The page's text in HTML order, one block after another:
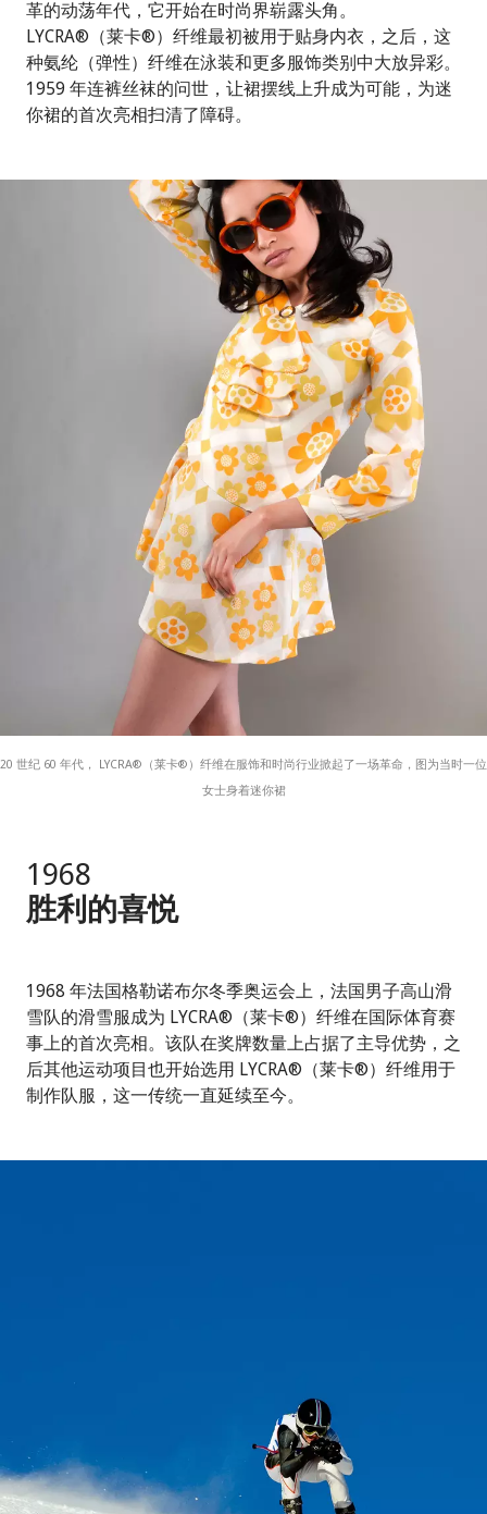
20 世纪 60 年代， LYCRA®（莱卡®）纤维在服饰和时尚行业掀起了一场革命，图为当时一位
女士身着迷你裙
革的动荡年代，它开始在时尚界崭露头角。
LYCRA®（莱卡®）纤维最初被用于贴身内衣，之后，这
种氨纶（弹性）纤维在泳装和更多服饰类别中大放异彩。
1959 年连裤丝袜的问世，让裙摆线上升成为可能，为迷
你裙的首次亮相扫清了障碍。
1968
胜利的喜悦
1968 年法国格勒诺布尔冬季奥运会上，法国男子高山滑
雪队的滑雪服成为 LYCRA®（莱卡®）纤维在国际体育赛
事上的首次亮相。该队在奖牌数量上占据了主导优势，之
后其他运动项目也开始选用 LYCRA®（莱卡®）纤维用于
制作队服，这一传统一直延续至今。